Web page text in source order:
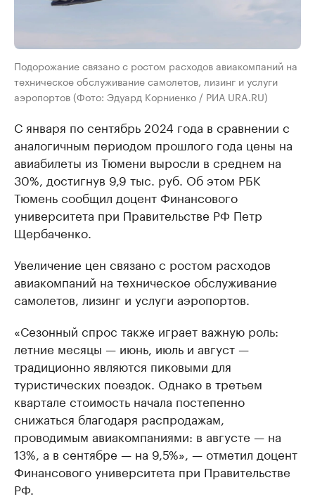
Подорожание связано с ростом расходов авиакомпаний на
техническое обслуживание самолетов, лизинг и услуги
аэропортов (Фото: Эдуард Корниенко / РИА URA.RU)
С января по сентябрь 2024 года в сравнении с
аналогичным периодом прошлого года цены на
авиабилеты из Тюмени выросли в среднем на
30%, достигнув 9,9 тыс. руб. Об этом РБК
Тюмень сообщил доцент Финансового
университета при Правительстве РФ Петр
Щербаченко.
Увеличение цен связано с ростом расходов
авиакомпаний на техническое обслуживание
самолетов, лизинг и услуги аэропортов.
«Сезонный спрос также играет важную роль:
летние месяцы — июнь, июль и август —
традиционно являются пиковыми для
туристических поездок. Однако в третьем
квартале стоимость начала постепенно
снижаться благодаря распродажам,
проводимым авиакомпаниями: в августе — на
13%, а в сентябре — на 9,5%», — отметил доцент
Финансового университета при Правительстве
РФ.